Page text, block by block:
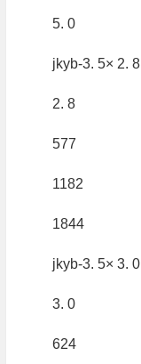
5. 0
jkyb-3. 5× 2. 8
2. 8
577
1182
1844
jkyb-3. 5× 3. 0
3. 0
624